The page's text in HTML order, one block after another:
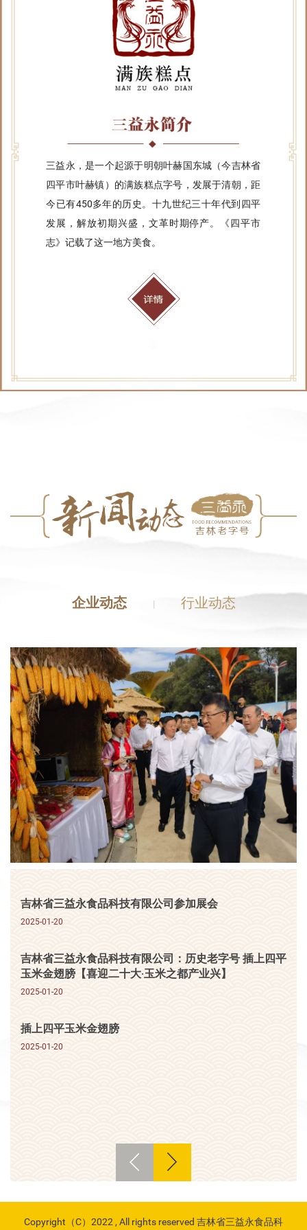
三益永，是一个起源于明朝叶赫国东城（今吉林省
四平市叶赫镇）的满族糕点字号，发展于清朝，距
今已有450多年的历史。十九世纪三十年代到四平
发展，解放初期兴盛，文革时期停产。《四平市
志》记载了这一地方美食。
企业动态 | 行业动态
吉林省三益永食品科技有限公司参加展会
2025-01-20
吉林省三益永食品科技有限公司：历史老字号 插上四平
玉米金翅膀【喜迎二十大·玉米之都产业兴】
2025-01-20
插上四平玉米金翅膀
2025-01-20
Copyright（C）2022 , All rights reserved 吉林省三益永食品科